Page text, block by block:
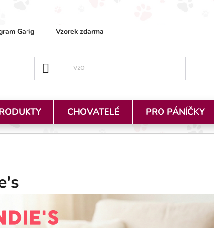
Garig Vzorek zdarma
CHOVATELÉ PRO PÁNÍČKY